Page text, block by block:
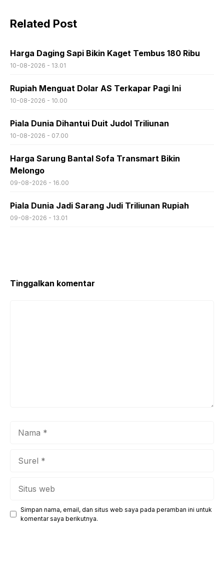
Related Post
Harga Daging Sapi Bikin Kaget Tembus 180 Ribu
10-08-2026 - 13.01
Rupiah Menguat Dolar AS Terkapar Pagi Ini
10-08-2026 - 10.00
Piala Dunia Dihantui Duit Judol Triliunan
10-08-2026 - 07.00
Harga Sarung Bantal Sofa Transmart Bikin
Melongo
09-08-2026 - 16.00
Piala Dunia Jadi Sarang Judi Triliunan Rupiah
09-08-2026 - 13.01
Tinggalkan komentar
Simpan nama, email, dan situs web saya pada peramban ini untuk
komentar saya berikutnya.